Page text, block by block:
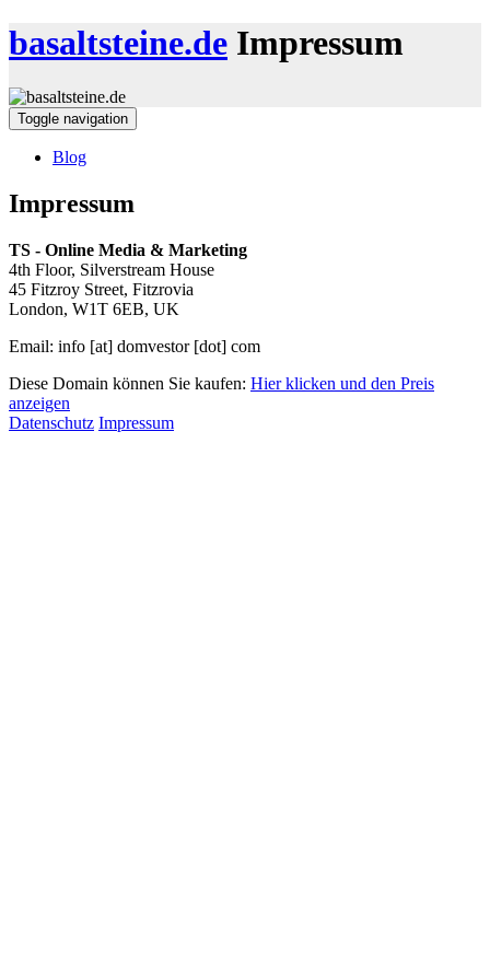
basaltsteine.de Impressum
Toggle navigation
Blog
Impressum
TS - Online Media & Marketing
4th Floor, Silverstream House
45 Fitzroy Street, Fitzrovia
London, W1T 6EB, UK
Email: info [at] domvestor [dot] com
Diese Domain können Sie kaufen: Hier klicken und den Preis
anzeigen
Datenschutz Impressum